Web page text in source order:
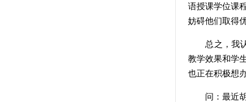
语授课学位课
妨碍他们取得
总之，我认
教学效果和学
也正在积极想
问：最近胡